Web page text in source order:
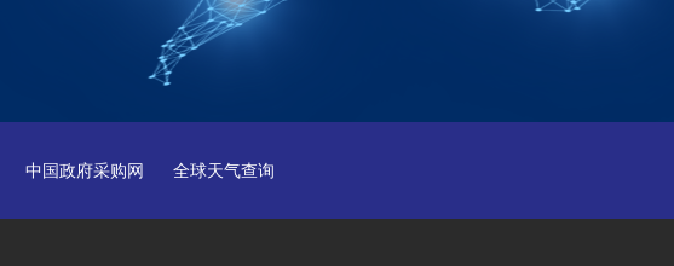
中国政府采购网 全球天气查询